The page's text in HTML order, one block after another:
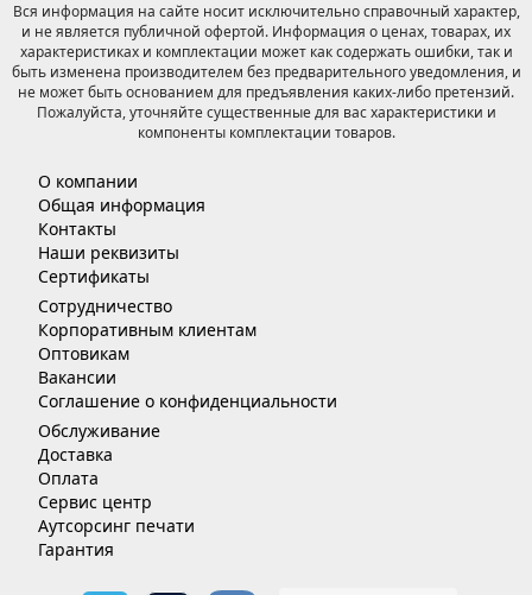
Вся информация на сайте носит исключительно справочный характер,
и не является публичной офертой. Информация о ценах, товарах, их
характеристиках и комплектации может как содержать ошибки, так и
быть изменена производителем без предварительного уведомления, и
не может быть основанием для предъявления каких-либо претензий.
Пожалуйста, уточняйте существенные для вас характеристики и
компоненты комплектации товаров.
О компании
Общая информация
Контакты
Наши реквизиты
Сертификаты
Сотрудничество
Корпоративным клиентам
Оптовикам
Вакансии
Соглашение о конфиденциальности
Обслуживание
Доставка
Оплата
Сервис центр
Аутсорсинг печати
Гарантия